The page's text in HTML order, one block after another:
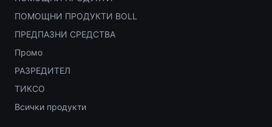
ПОМОЩНИ ПРОДУКТИ BOLL
ПРЕДПАЗНИ СРЕДСТВА
Промо
РАЗРЕДИТЕЛ
ТИКСО
Всички продукти